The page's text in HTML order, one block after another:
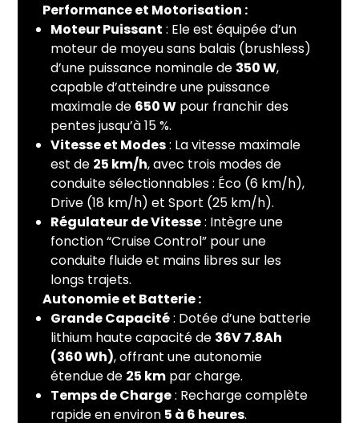
Performance et Motorisation :
Moteur Puissant : Ele est équipée d’un
moteur de moyeu sans balais (brushless)
d’une puissance nominale de 350 W,
capable d’atteindre une puissance
maximale de 650 W pour franchir des
pentes jusqu’à 15 %.
Vitesse et Modes: La vitesse maximale
est de 25 km/h, avec trois modes de
conduite sélectionnables : Éco (6 km/h),
Drive (18 km/h) et Sport (25 km/h).
Régulateur de Vitesse: Intègre une
fonction “Cruise Control” pour une
conduite fluide et mains libres sur les
longs trajets.
Autonomie et Batterie:
Grande Capacité: Dotée d’une batterie
lithium haute capacité de 36V 7.8Ah
(360 Wh), offrant une autonomie
étendue de 25 km par charge.
Temps de Charge: Recharge complète
rapide en environ 5 à 6 heures.